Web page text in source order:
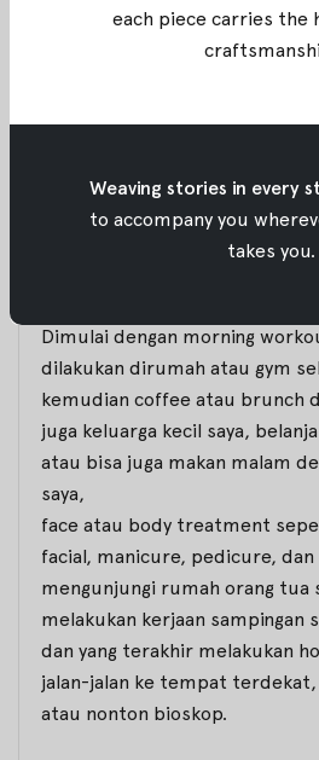
Bepergian memang sudah
Amalla Vesta. Akan
rutinitas seorang Vesta di
OE : Kegiatan apa saja yang
Dimulai dengan morning
dilakukan dirumah atau gym
kemudian coffee atau brunch
juga keluarga kecil saya,
atau bisa juga makan malam
saya,
face atau body treatment
facial, manicure, pedicure, dan
mengunjungi rumah orang tua
melakukan kerjaan sampingan
dan yang terakhir melakukan
jalan-jalan ke tempat terdekat,
atau nonton bioskop.
each piece carries
Weaving stories in every
to accompany you
takes you.